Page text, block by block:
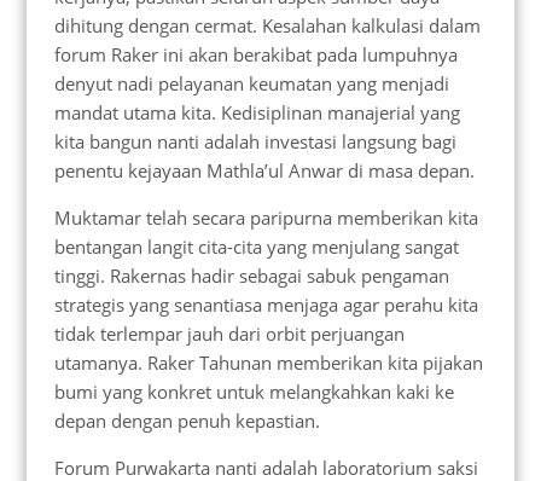
dihitung dengan cermat. Kesalahan kalkulasi dalam
forum Raker ini akan berakibat pada lumpuhnya
denyut nadi pelayanan keumatan yang menjadi
mandat utama kita. Kedisiplinan manajerial yang
kita bangun nanti adalah investasi langsung bagi
penentu kejayaan Mathla’ul Anwar di masa depan.
Muktamar telah secara paripurna memberikan kita
bentangan langit cita-cita yang menjulang sangat
tinggi. Rakernas hadir sebagai sabuk pengaman
strategis yang senantiasa menjaga agar perahu kita
tidak terlempar jauh dari orbit perjuangan
utamanya. Raker Tahunan memberikan kita pijakan
bumi yang konkret untuk melangkahkan kaki ke
depan dengan penuh kepastian.
Forum Purwakarta nanti adalah laboratorium saksi